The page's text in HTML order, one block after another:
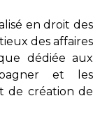
en droit des
des affaires
dédiée aux
et les
de création de